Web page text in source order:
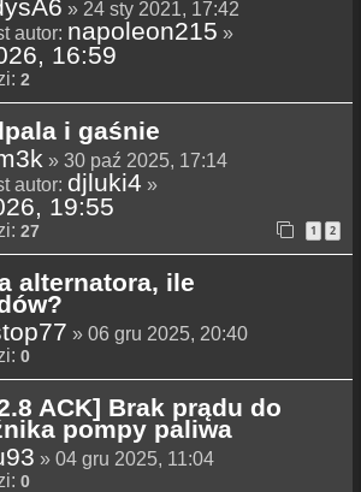
» 24 sty 2021, 17:42
autor: napoleon215 »
16:59
2
i gaśnie
» 30 paź 2025, 17:14
autor: djluki4 »
19:55
27 1 2
alternatora, ile
» 06 gru 2025, 20:40
0
ACK] Brak prądu do
pompy paliwa
» 04 gru 2025, 11:04
0